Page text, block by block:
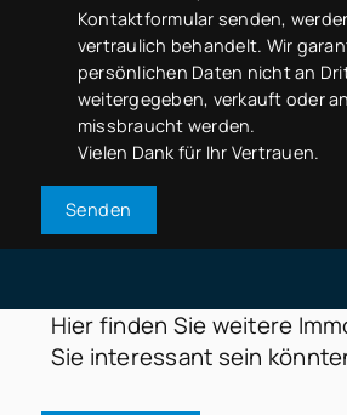
Kontaktformular senden,
vertraulich behandelt. Wir
persönlichen Daten nicht an
weitergegeben, verkauft oder
missbraucht werden.
Vielen Dank für Ihr Vertrauen.
Senden
Hier finden Sie weitere
Sie interessant sein